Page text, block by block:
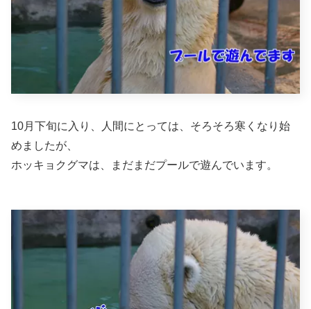
10月下旬に入り、人間にとっては、そろそろ寒くなり始
めましたが、
ホッキョクグマは、まだまだプールで遊んでいます。